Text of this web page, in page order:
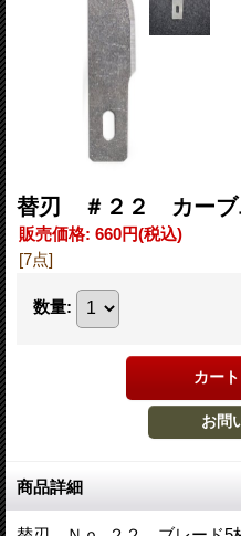
替刃 ＃２２ カーブ
販売価格: 660円(税込)
[7点]
数量:
商品詳細